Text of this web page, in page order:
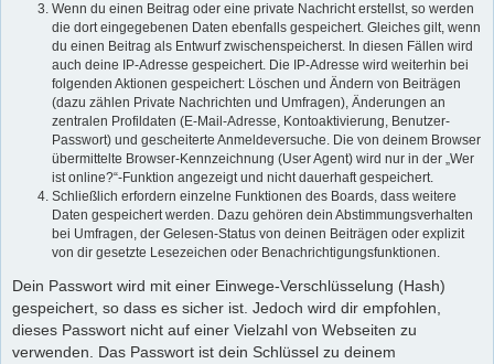
Wenn du einen Beitrag oder eine private Nachricht erstellst, so werden
die dort eingegebenen Daten ebenfalls gespeichert. Gleiches gilt, wenn
du einen Beitrag als Entwurf zwischenspeicherst. In diesen Fällen wird
auch deine IP-Adresse gespeichert. Die IP-Adresse wird weiterhin bei
folgenden Aktionen gespeichert: Löschen und Ändern von Beiträgen
(dazu zählen Private Nachrichten und Umfragen), Änderungen an
zentralen Profildaten (E-Mail-Adresse, Kontoaktivierung, Benutzer-
Passwort) und gescheiterte Anmeldeversuche. Die von deinem Browser
übermittelte Browser-Kennzeichnung (User Agent) wird nur in der „Wer
ist online?“-Funktion angezeigt und nicht dauerhaft gespeichert.
Schließlich erfordern einzelne Funktionen des Boards, dass weitere
Daten gespeichert werden. Dazu gehören dein Abstimmungsverhalten
bei Umfragen, der Gelesen-Status von deinen Beiträgen oder explizit
von dir gesetzte Lesezeichen oder Benachrichtigungsfunktionen.
Dein Passwort wird mit einer Einwege-Verschlüsselung (Hash)
gespeichert, so dass es sicher ist. Jedoch wird dir empfohlen,
dieses Passwort nicht auf einer Vielzahl von Webseiten zu
verwenden. Das Passwort ist dein Schlüssel zu deinem